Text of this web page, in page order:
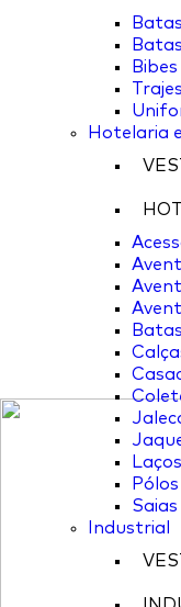
Hotelaria
Batas
Pólos
Saias
Industrial